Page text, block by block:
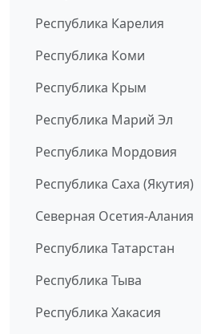
Республика Карелия
Республика Коми
Республика Крым
Республика Марий Эл
Республика Мордовия
Республика Саха (Якутия)
Северная Осетия-Алания
Республика Татарстан
Республика Тыва
Республика Хакасия